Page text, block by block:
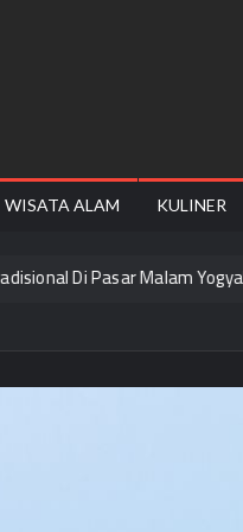
WISATA ALAM KULINER
Malam Yogyakarta